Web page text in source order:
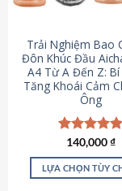
Trải Nghiệm Bao
Đôn Khúc Đầu
A4 Từ A Đến Z:
Tăng Khoái Cảm
Ông
Được xếp
hạng4.88
5 sao
140,000₫
LỰA CHỌN TÙY